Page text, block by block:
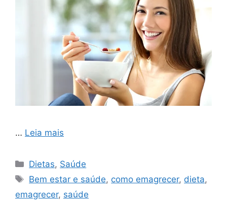
… Leia mais
Categorias
Dietas, Saúde
Tags
Bem estar e saúde, como emagrecer, dieta,
emagrecer, saúde